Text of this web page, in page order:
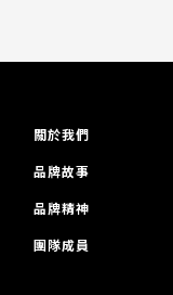
關於我們
品牌故事
品牌精神
團隊成員